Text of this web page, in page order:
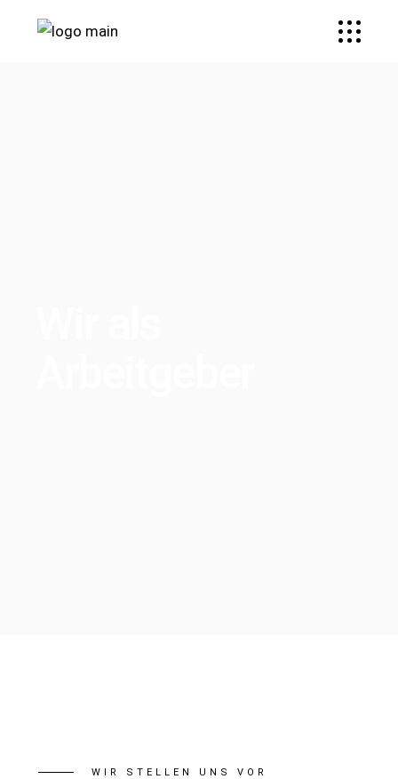
WIR STELLEN UNS VOR